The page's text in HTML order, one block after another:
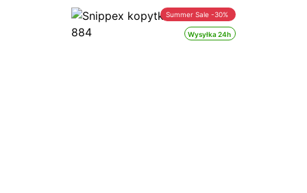
Wysyłka 24h
Summer Sale -30%